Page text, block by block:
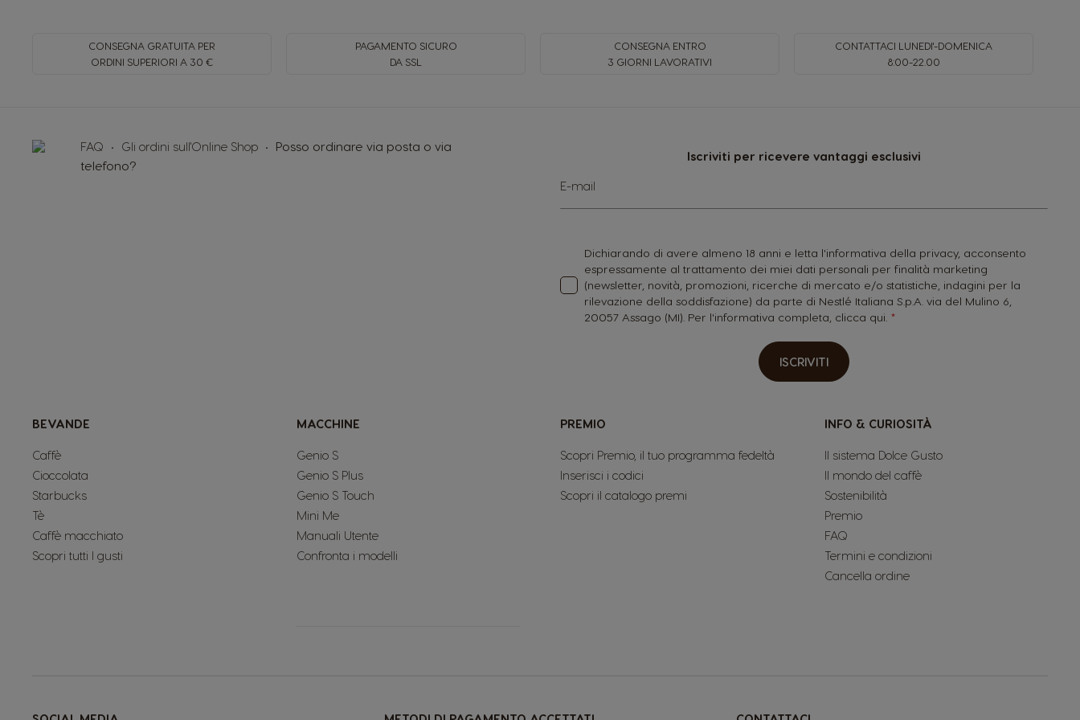
CONSEGNA GRATUITA PER
ORDINI SUPERIORI A 30 €
PAGAMENTO SICURO
DA SSL
CONSEGNA ENTRO
3 GIORNI LAVORATIVI
CONTATTACI LUNEDI'-DOMENICA
8:00-22.00
FAQ Gli ordini sull'Online Shop
Posso ordinare via posta o via
telefono?
Iscriviti per ricevere vantaggi esclusivi
Iscriviti
alla
nostra
E-mail
Dichiarando di avere almeno 18 anni e letta l'informativa della privacy, acconsento
espressamente al trattamento dei miei dati personali per finalità marketing
(newsletter, novità, promozioni, ricerche di mercato e/o statistiche, indagini per la
rilevazione della soddisfazione) da parte di Nestlé Italiana S.p.A. via del Mulino 6,
20057 Assago (MI). Per l'informativa completa, clicca qui.
ISCRIVITI
BEVANDE
Caffè
Cioccolata
Starbucks
Tè
Caffè macchiato
Scopri tutti I gusti
MACCHINE
Genio S
Genio S Plus
Genio S Touch
Mini Me
Manuali Utente
Confronta i modelli
PREMIO
Scopri Premio, il tuo programma fedeltà
Inserisci i codici
Scopri il catalogo premi
INFO & CURIOSITÀ
Il sistema Dolce Gusto
Il mondo del caffè
Sostenibilità
Premio
FAQ
Termini e condizioni
Cancella ordine